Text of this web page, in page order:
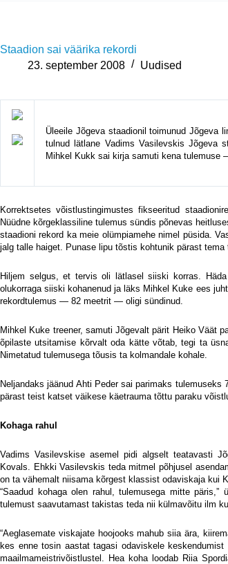
Staadion sai väärika rekordi
23. september 2008
Uudised
Üleeile Jõgeva staadionil toimunud Jõgeva
tulnud lätlane Vadims Vasilevskis Jõgeva
Mihkel Kukk sai kirja samuti kena tulemuse
Korrektsetes võistlustingimustes fikseeritud
Nüüdne kõrgeklassiline tulemus sündis põnevas
staadioni rekord ka meie olümpiamehe nimel püsida.
jalg talle haiget. Punase lipu tõstis kohtunik pärast
Hiljem selgus, et tervis oli lätlasel siiski korras.
olukorraga siiski kohanenud ja läks Mihkel Kuke ees
rekordtulemus — 82 meetrit — oligi sündinud.
Mihkel Kuke treener, samuti Jõgevalt pärit Heiko Väät
õpilaste utsitamise kõrvalt oda kätte võtab, tegi ta
Nimetatud tulemusega tõusis ta kolmandale kohale.
Neljandaks jäänud Ahti Peder sai parimaks
pärast teist katset väikese käetrauma tõttu paraku
Kohaga rahul
Vadims Vasilevskise asemel pidi algselt teatavasti
Kovals. Ehkki Vasilevskis teda mitmel põhjusel
on ta vähemalt niisama kõrgest klassist odaviskaja kui
“Saadud kohaga olen rahul, tulemusega mitte
tulemust saavutamast takistas teda nii külmavõitu ilm
“Aeglasemate viskajate hoojooks mahub siia ära,
kes enne tosin aastat tagasi odaviskele
maailmameistrivõistlustel. Hea koha loodab Riia